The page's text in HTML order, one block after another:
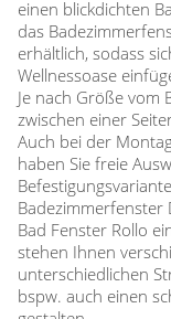
einen blickdichten
das
erhältlich, sodass
Wellnessoase
Je nach Größe vom
zwischen einer
Auch bei der
haben Sie freie
Bad Fenster Rollo
stehen Ihnen
unterschiedlichen
bspw. auch einen